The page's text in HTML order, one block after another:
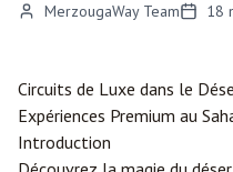
MerzougaWay Team 18
Circuits de Luxe dans le
Expériences Premium au
Introduction